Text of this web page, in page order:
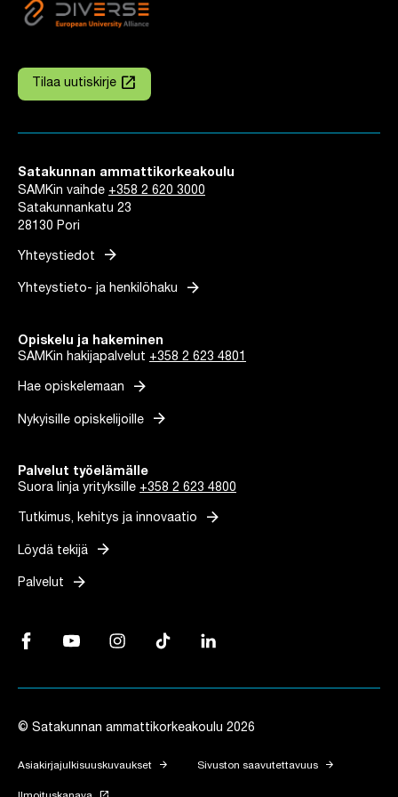
Tilaa uutiskirje
Linkki avautuu uuteen välilehteen
launch
Satakunnan ammattikorkeakoulu
SAMKin vaihde +358 2 620 3000
Satakunnankatu 23
28130 Pori
Yhteystiedot arrow_forward
Yhteystieto- ja henkilöhaku arrow_forward
Opiskelu ja hakeminen
SAMKin hakijapalvelut +358 2 623 4801
Hae opiskelemaan arrow_forward
Nykyisille opiskelijoille arrow_forward
Palvelut työelämälle
Suora linja yrityksille +358 2 623 4800
Tutkimus, kehitys ja innovaatio arrow_forward
Löydä tekijä arrow_forward
Palvelut arrow_forward
Facebook, Linkki avautuu uuteen välilehteen
YouTube, Linkki avautuu uuteen välilehteen
Instagram, Linkki avautuu uuteen välilehteen
TikTok, Linkki avautuu uuteen välilehteen
LinkedIn, Linkki avautuu uuteen
© Satakunnan ammattikorkeakoulu 2026
Asiakirjajulkisuuskuvaukset arrow_forward Sivuston saavutettavuus arrow_forward